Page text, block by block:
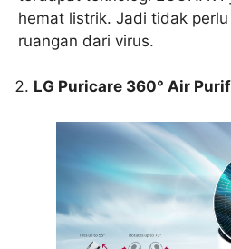
hemat listrik. Jadi tidak
ruangan dari virus.
LG Puricare 360° Air